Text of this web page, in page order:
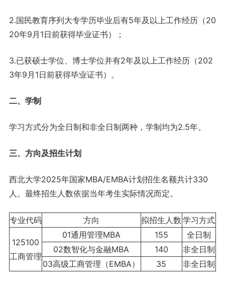
2.国民教育序列大专学历毕业后有5年及以上工作经历（20
20年9月1日前获得毕业证书）；
3.已获硕士学位、博士学位并有2年及以上工作经历（202
3年9月1日前获得毕业证书）。
二、学制
学习方式分为全日制和非全日制两种，学制均为2.5年。
三、方向及招生计划
西北大学2025年国家MBA/EMBA计划招生名额共计330
人。最终招生人数依据当年考生实际情况而定。
专业代码 方向 拟招生人数 学习方式
125100
工商管理
01通用管理MBA 155
全日制
02数智化与金融MBA
140
非全日制
03高级工商管理（EMBA）
35 非全日制